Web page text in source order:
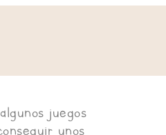
juegos
unos